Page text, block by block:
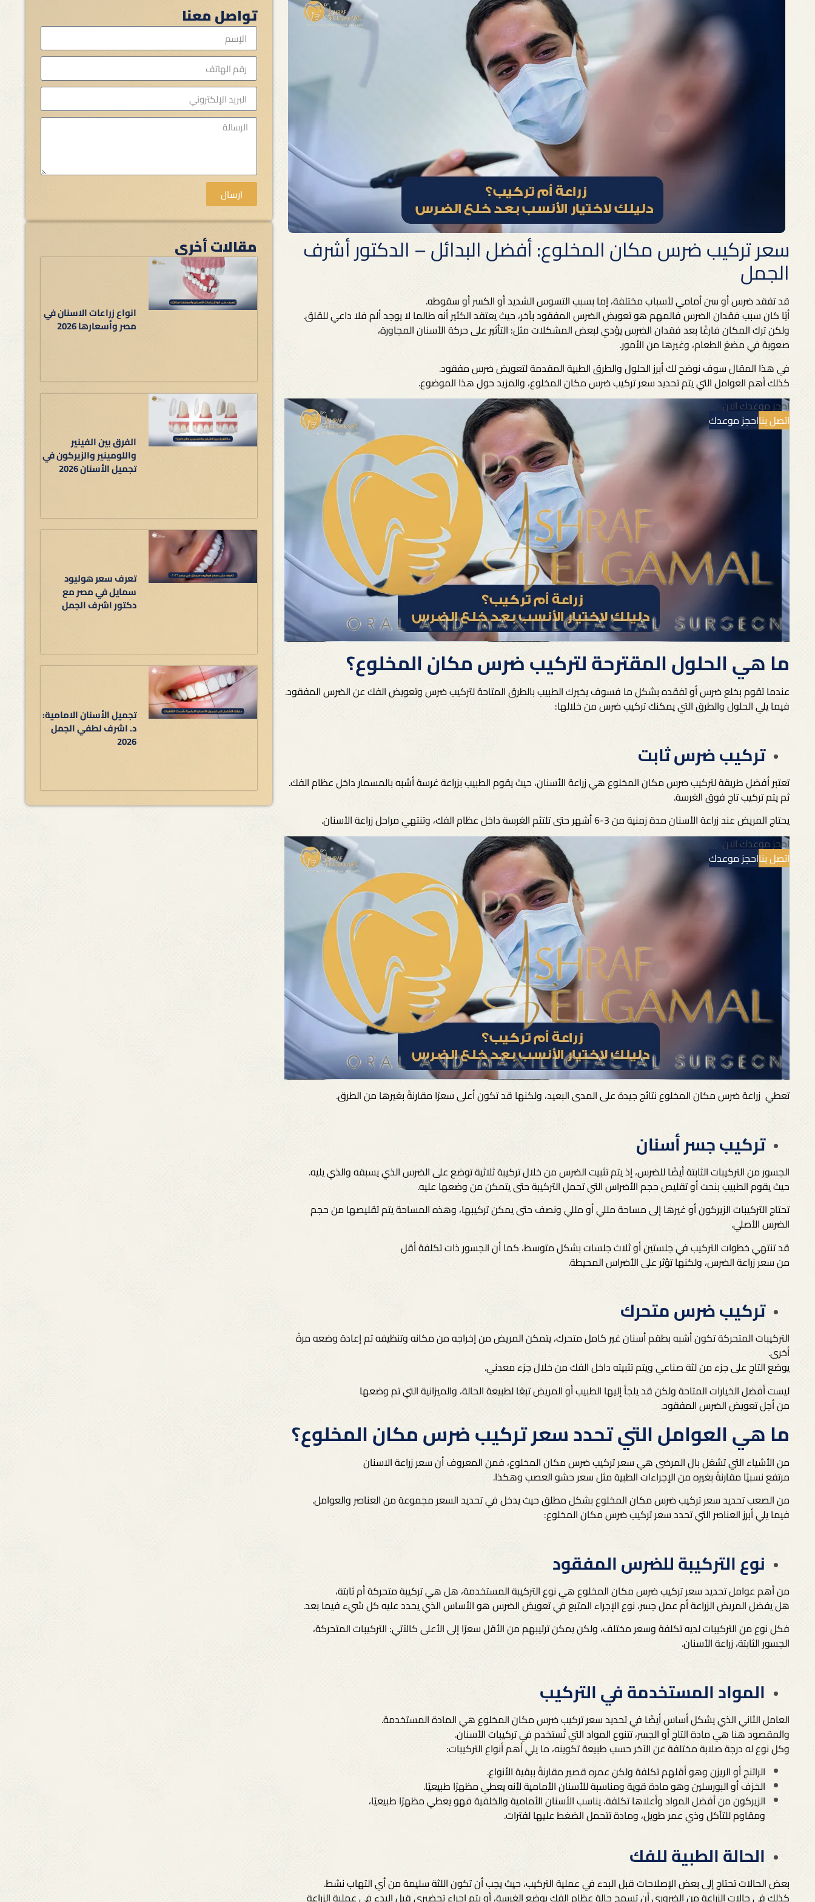
تواصل معنا
ارسال
مقالات أخرى
انواع زراعات الاسنان في
مصر وأسعارها 2026
الفرق بين الفينير
واللومينير والزيركون في
تجميل الأسنان 2026
تعرف سعر هوليود
سمايل في مصر مع
دكتور اشرف الجمل
تجميل الأسنان الامامية:
د. اشرف لطفي الجمل
2026
سعر تركيب ضرس مكان المخلوع: أفضل البدائل – الدكتور أشرف
الجمل
قد تفقد ضرس أو سن أمامي لأسباب مختلفة، إما بسبب التسوس الشديد أو الكسر أو سقوطه.
أيًا كان سبب فقدان الضرس فالمهم هو تعويض الضرس المفقود بآخر، حيث يعتقد الكثير أنه طالما لا يوجد ألم فلا داعي للقلق.
ولكن ترك المكان فارغًا بعد فقدان الضرس يؤدي لبعض المشكلات مثل: التأثير على حركة الأسنان المجاورة،
صعوبة في مضغ الطعام، وغيرها من الأمور.
في هذا المقال سوف نوضح لك أبرز الحلول والطرق الطبية المقدمة لتعويض ضرس مفقود.
كذلك أهم العوامل التي يتم تحديد سعر تركيب ضرس مكان المخلوع، والمزيد حول هذا الموضوع.
احجز موعدك الان
اتصل بنااحجز موعدك
ما هي الحلول المقترحة لتركيب ضرس مكان المخلوع؟
عندما تقوم بخلع ضرس أو تفقده بشكل ما فسوف يخبرك الطبيب بالطرق المتاحة لتركيب ضرس وتعويض الفك عن الضرس المفقود.
فيما يلي الحلول والطرق التي يمكنك تركيب ضرس من خلالها:
تركيب ضرس ثابت
تعتبر أفضل طريقة لتركيب ضرس مكان المخلوع هي زراعة الأسنان، حيث يقوم الطبيب بزراعة غرسة أشبه بالمسمار داخل عظام الفك.
ثم يتم تركيب تاج فوق الغرسة.
يحتاج المريض عند زراعة الأسنان مدة زمنية من 3-6 أشهر حتى تلتئم الغرسة داخل عظام الفك، وتنتهي
مراحل زراعة الأسنان.
احجز موعدك الان
اتصل بنااحجز موعدك
تعطي زراعة ضرس مكان المخلوع نتائج جيدة على المدى البعيد، ولكنها قد تكون أعلى سعرًا مقارنةً بغيرها من الطرق.
تركيب جسر أسنان
الجسور من التركيبات الثابتة أيضًا للضرس، إذ يتم تثبيت الضرس من خلال تركيبة ثلاثية توضع على الضرس الذي يسبقه والذي يليه.
حيث يقوم الطبيب بنحت أو تقليص حجم الأضراس التي تحمل التركيبة حتى يتمكن من وضعها عليه.
تحتاج التركيبات الزيركون أو غيرها إلى مساحة مللي أو مللي ونصف حتى يمكن تركيبها، وهذه المساحة يتم تقليصها من حجم
الضرس الأصلي.
قد تنتهي خطوات التركيب في جلستين أو ثلاث جلسات بشكل متوسط، كما أن الجسور ذات تكلفة أقل
منسعر زراعة الضرس، ولكنها تؤثر على الأضراس المحيطة.
تركيب ضرس متحرك
التركيبات المتحركة تكون أشبه بطقم أسنان غير كامل متحرك، يتمكن المريض من إخراجه من مكانه وتنظيفه ثم إعادة وضعه مرةً
أخرى.
يوضع التاج على جزء من لثة صناعي ويتم تثبيته داخل الفك من خلال جزء معدني.
ليست أفضل الخيارات المتاحة ولكن قد يلجأ إليها الطبيب أو المريض تبعًا لطبيعة الحالة، والميزانية التي تم وضعها
من أجل تعويض الضرس المفقود.
ما هي العوامل التي تحدد سعر تركيب ضرس مكان المخلوع؟
من الأشياء التي تشغل بال المرضى هي سعر تركيب ضرس مكان المخلوع، فمن المعروف أنسعر زراعة الاسنان
مرتفع نسبيًا مقارنةً بغيره من الإجراءات الطبية مثلسعر حشو العصبوهكذا.
من الصعب تحديد سعر تركيب ضرس مكان المخلوع بشكل مطلق حيث يدخل في تحديد السعر مجموعة من العناصر والعوامل.
فيما يلي أبرز العناصر التي تحدد سعر تركيب ضرس مكان المخلوع:
نوع التركيبة للضرس المفقود
من أهم عوامل تحديد سعر تركيب ضرس مكان المخلوع هي نوع التركيبة المستخدمة، هل هي تركيبة متحركة أم ثابتة،
هل يفضل المريض الزراعة أم عمل جسر، نوع الإجراء المتبع في تعويض الضرس هو الأساس الذي يحدد عليه كل شيء فيما بعد.
فكل نوع من التركيبات لديه تكلفة وسعر مختلف، ولكن يمكن ترتيبهم من الأقل سعرًا إلى الأعلى كالآتي: التركيبات المتحركة،
الجسور الثابتة، زراعة الأسنان.
المواد المستخدمة في التركيب
العامل الثاني الذي يشكل أساس أيضًا في تحديد سعر تركيب ضرس مكان المخلوع هي المادة المستخدمة.
والمقصود هنا هي مادة التاج أو الجسر، تتنوع المواد التي تُستخدم في تركيبات الأسنان.
وكل نوع له درجة صلابة مختلفة عن الآخر حسب طبيعة تكوينه، ما يلي أهم أنواع التركيبات:
الراتنج أو الريزن وهو أقلهم تكلفة ولكن عمره قصير مقارنةً ببقية الأنواع.
الخزف أو البورسلين وهو مادة قوية ومناسبة للأسنان الأمامية لأنه يعطي مظهرًا طبيعيًا.
الزيركون من أفضل المواد وأعلاها تكلفة، يناسب الأسنان الأمامية والخلفية فهو يعطي مظهرًا طبيعيًا،
ومقاوم للتآكل وذي عمر طويل، ومادة تتحمل الضغط عليها لفترات.
الحالة الطبية للفك
بعض الحالات تحتاج إلى بعض الإصلاحات قبل البدء في عملية التركيب، حيث يجب أن تكون اللثة سليمة من أي التهاب نشط.
كذلك في حالات الزراعة من الضروري أن تسمح حالة عظام الفك بوضع الغرسة، أو يتم إجراء تحضيري قبل البدء في عملية الزراعة